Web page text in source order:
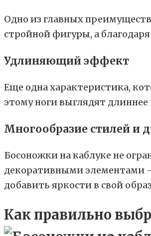
Одно из главных
стройной фигуры, а
Удлиняющий эффект
Еще одна характеристика,
этому ноги выглядят
Многообразие стилей и
Босоножки на каблуке не
декоративными элементами
добавить яркости в свой
Как правильно